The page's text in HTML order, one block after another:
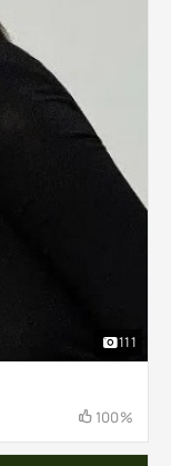
100%
111